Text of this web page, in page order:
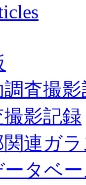
査撮
影記録
連ガ
タベ